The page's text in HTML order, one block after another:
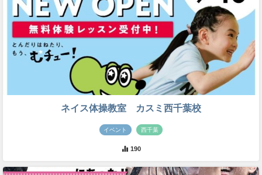
ネイス体操教室 カスミ西千葉校
イベント 西千葉
190